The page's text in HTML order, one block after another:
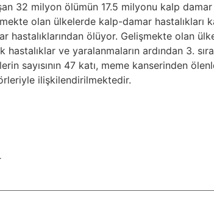
32 milyon ölümün 17.5 milyonu kalp damar
olan ülkelerde kalp-damar hastalıkları
ölüyor. Gelişmekte olan
ve yaralanmaların ardından 3.
sayısının 47 katı, meme kanserinden
ilişkilendirilmektedir.